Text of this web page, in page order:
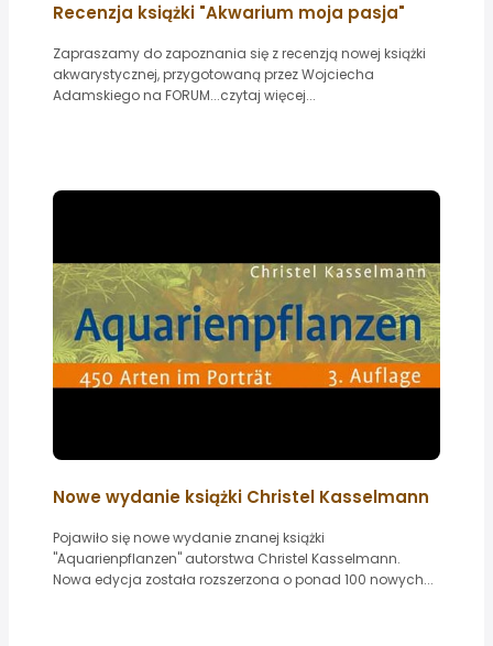
Recenzja książki "Akwarium moja pasja"
Zapraszamy do zapoznania się z recenzją nowej książki
akwarystycznej, przygotowaną przez Wojciecha
Adamskiego na FORUM...czytaj więcej...
Nowe wydanie książki Christel Kasselmann
Pojawiło się nowe wydanie znanej książki
"Aquarienpflanzen" autorstwa Christel Kasselmann.
Nowa edycja została rozszerzona o ponad 100 nowych...